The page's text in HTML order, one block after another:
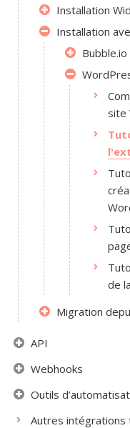
Installation
Installation
Bubble.io
site
de
Migration
API
Webhooks
Outils
Autres intégrations